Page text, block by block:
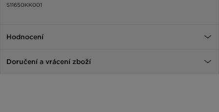
S11650KK001
Hodnocení
Doručení a vrácení zboží